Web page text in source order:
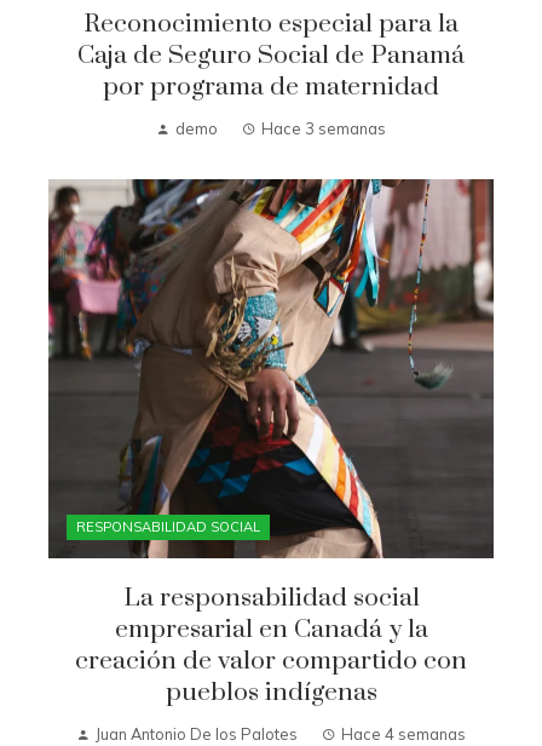
Reconocimiento especial para la
Caja de Seguro Social de Panamá
por programa de maternidad
demo Hace 3 semanas
RESPONSABILIDAD SOCIAL
La responsabilidad social
empresarial en Canadá y la
creación de valor compartido con
pueblos indígenas
Juan Antonio De los Palotes Hace 4 semanas